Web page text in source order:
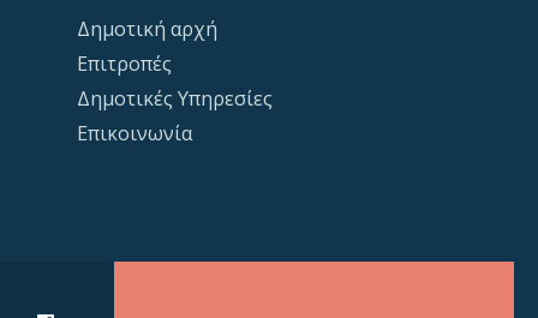
Δημοτική αρχή
Επιτροπές
Δημοτικές Υπηρεσίες
Επικοινωνία